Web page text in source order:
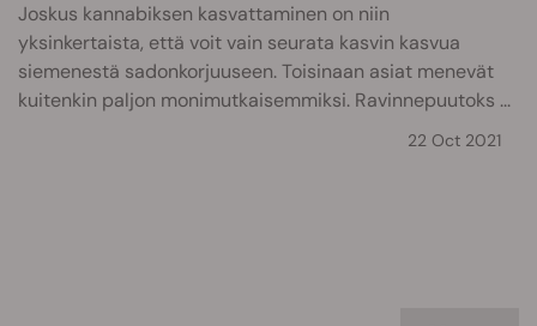
Joskus kannabiksen kasvattaminen on niin
yksinkertaista, että voit vain seurata kasvin kasvua
siemenestä sadonkorjuuseen. Toisinaan asiat menevät
kuitenkin paljon monimutkaisemmiksi. Ravinnepuutoks ...
22 Oct 2021